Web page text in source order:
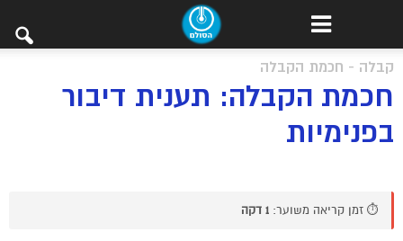
קבלה - חכמת הקבלה
חכמת הקבלה: תענית דיבור
בפנימיות
⏱️ זמן קריאה משוער: 1 דקה